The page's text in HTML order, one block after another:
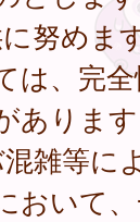
努めま
は、完
ありま
雑等に
おいて